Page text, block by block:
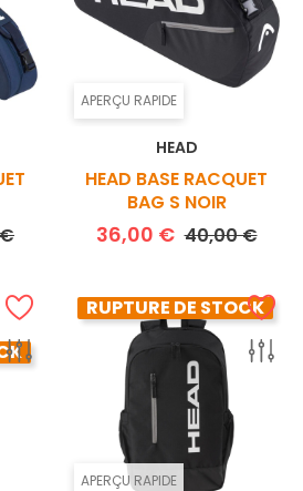
Prix
APERÇU RAPIDE
HEAD
HEAD BASE RACQUET
BAG S NOIR
36,00 € Prix de base
40,00 €Prix
APERÇU RAPIDE
RUPTURE DE STOCK